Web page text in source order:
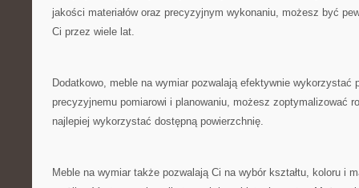
jakości materiałów oraz precyzyjnym wykonaniu, możesz być‌
‌Ci przez wiele lat.
Dodatkowo,⁢ meble na wymiar pozwalają ​efektywnie wykorzystać
precyzyjnemu pomiarowi i planowaniu, możesz zoptymalizować
najlepiej wykorzystać dostępną powierzchnię.
Meble na ⁤wymiar także pozwalają Ci na⁢ wybór kształtu, koloru i